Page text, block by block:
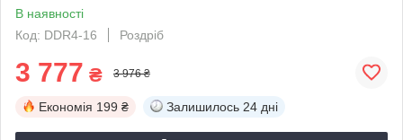
В наявності
Код: DDR4-16
Роздріб
3 777 ₴ 3 976 ₴
Економія 199 ₴ Залишилось 24 дні